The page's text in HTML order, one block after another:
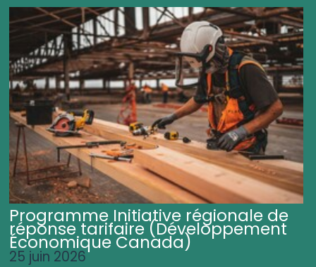
Programme Initiative régionale de
réponse tarifaire (Développement
Économique Canada)
25 juin 2026